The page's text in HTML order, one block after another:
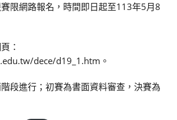
限網路報名，時間即日起至113年5月8
：
dece/d19_1.htm。
段進行；初賽為書面資料審查，決賽為